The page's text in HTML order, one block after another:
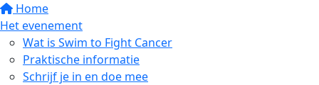
Home
Het evenement
Wat is Swim to Fight Cancer
Praktische informatie
Schrijf je in en doe mee